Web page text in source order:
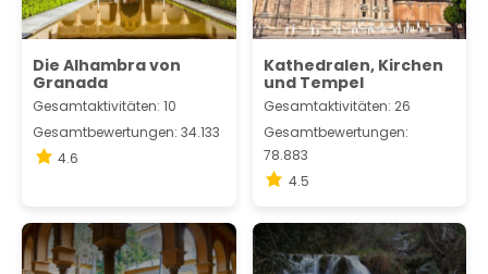
Die Alhambra von
Granada
Gesamtaktivitäten: 10
Gesamtbewertungen: 34.133
4.6
Kathedralen, Kirchen
und Tempel
Gesamtaktivitäten: 26
Gesamtbewertungen:
78.883
4.5